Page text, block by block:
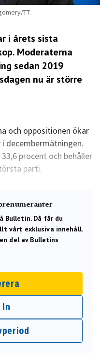
TT.
i årets sista
. Moderaterna
sedan 2019
nu är större
och oppositionen ökar
decembermätningen.
procent och behåller
parti.
Bulletin. Då får du
vårt exklusiva innehåll.
del av Bulletins